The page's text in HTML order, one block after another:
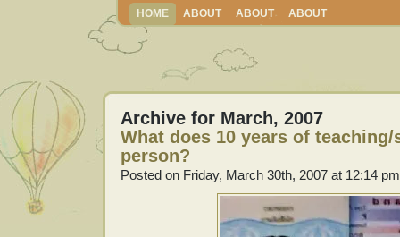
HOME ABOUT ABOUT ABOUT
Archive for March, 2007
What does 10 years of
person?
Posted on Friday, March 30th, 2007 at 12:14 pm